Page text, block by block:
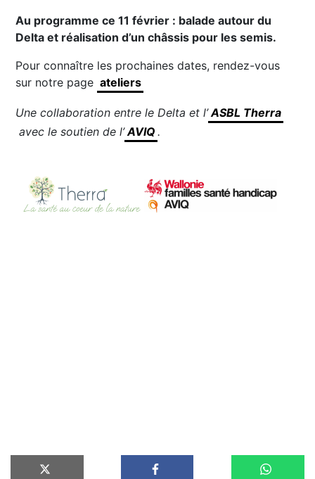
Au programme ce 11 février : balade autour du
Delta et réalisation d’un châssis pour les semis.
Pour connaître les prochaines dates, rendez-vous
sur notre page ateliers
Une collaboration entre le Delta et l’ASBL Therra
avec le soutien de l’AVIQ .